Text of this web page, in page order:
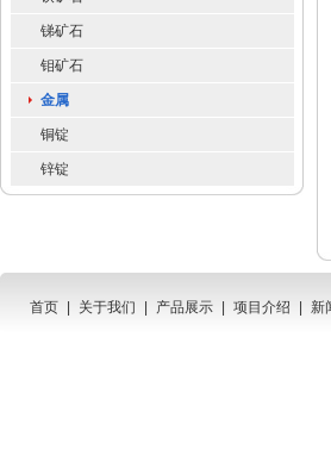
锑矿石
钼矿石
金属
铜锭
锌锭
首页 关于我们 产品展示 项目介绍 新